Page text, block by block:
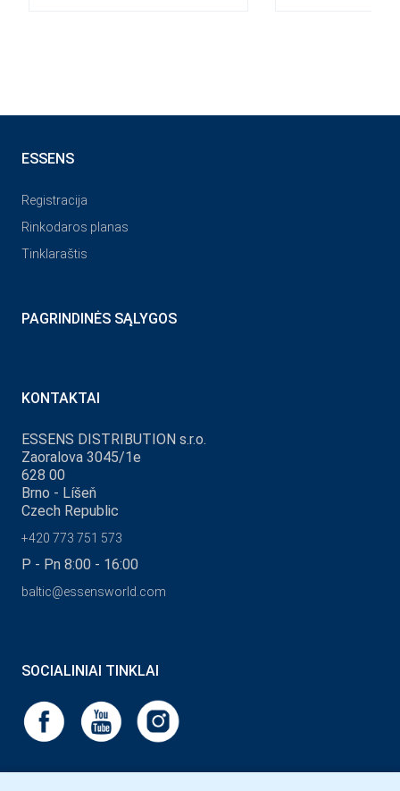
ESSENS
Registracija
Rinkodaros planas
Tinklaraštis
PAGRINDINĖS SĄLYGOS
KONTAKTAI
ESSENS DISTRIBUTION s.r.o.
Zaoralova 3045/1e
628 00
Brno - Líšeň
Czech Republic
+420 773 751 573
P - Pn 8:00 - 16:00
baltic@essensworld.com
SOCIALINIAI TINKLAI